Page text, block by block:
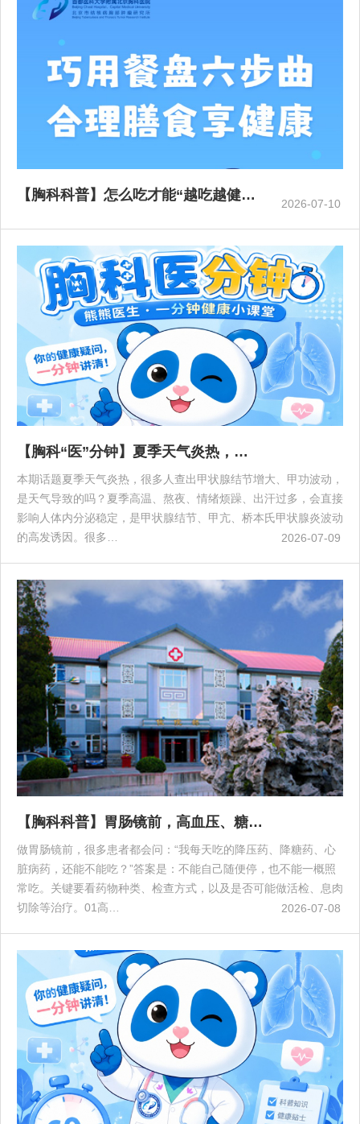
2026-07-10
【胸科科普】怎么吃才能“越吃越健…
2026-07-09
【胸科“医”分钟】夏季天气炎热，…
本期话题夏季天气炎热，很多人查出甲状腺结节增大、甲功波动，
是天气导致的吗？夏季高温、熬夜、情绪烦躁、出汗过多，会直接
影响人体内分泌稳定，是甲状腺结节、甲亢、桥本氏甲状腺炎波动
的高发诱因。很多…
2026-07-08
【胸科科普】胃肠镜前，高血压、糖…
做胃肠镜前，很多患者都会问：“我每天吃的降压药、降糖药、心
脏病药，还能不能吃？”答案是：不能自己随便停，也不能一概照
常吃。关键要看药物种类、检查方式，以及是否可能做活检、息肉
切除等治疗。01高…